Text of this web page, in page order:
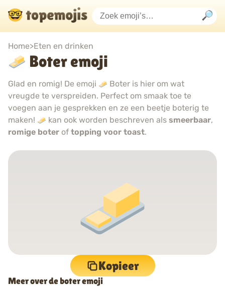
Home>Eten en drinken
Boter emoji
Glad en romig! De emoji
Boter is hier om wat
vreugde te verspreiden. Perfect om smaak toe te
voegen aan je gesprekken en ze een beetje boterig te
maken!
kan ook worden beschreven alssmeerbaar,
romige boter of topping voor toast.
Kopieer
Meer over de boter emoji